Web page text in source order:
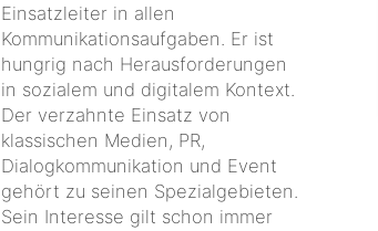
Einsatzleiter in allen
Kommunikationsaufgaben. Er ist
hungrig nach Herausforderungen
in sozialem und digitalem Kontext.
Der verzahnte Einsatz von
klassischen Medien, PR,
Dialogkommunikation und Event
gehört zu seinen Spezialgebieten.
Sein Interesse gilt schon immer